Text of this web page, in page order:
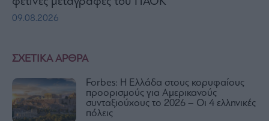
ΣΧΕΤΙΚΑ ΑΡΘΡΑ
Forbes: Η Ελλάδα στους κορυφαίους
προορισμούς για Αμερικανούς
συνταξιούχους το 2026 – Οι 4 ελληνικές
πόλεις
09.08.2026